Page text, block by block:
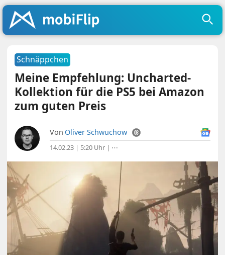
Schnäppchen
Meine Empfehlung: Uncharted-
Kollektion für die PS5 bei Amazon
zum guten Preis
Von Oliver Schwuchow
14.02.23 | 5:20 Uhr | ⋯